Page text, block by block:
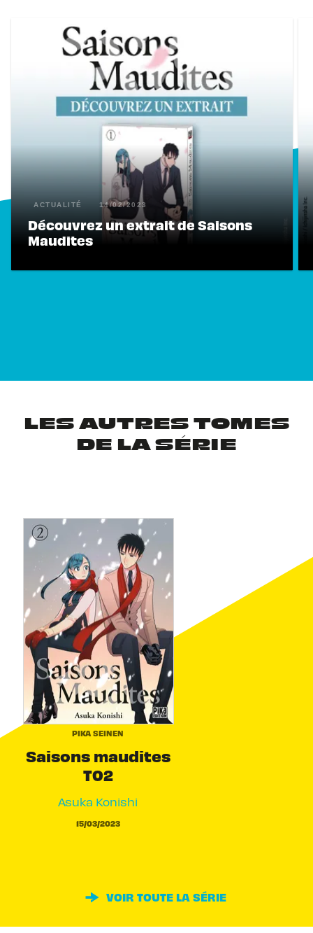
ACTUALITÉ 14/02/2023
Découvrez un extrait de Saisons
Maudites
LES AUTRES TOMES
DE LA SÉRIE
PIKA SEINEN
Saisons maudites
T02
Asuka Konishi
15/03/2023
VOIR TOUTE LA SÉRIE